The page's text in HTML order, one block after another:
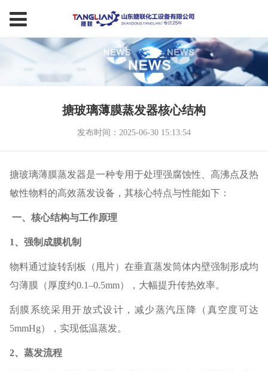
搪玻璃薄膜蒸发器核心结构
发布时间：2025-06-30 15:13:54
搪玻璃薄膜蒸发器是一种专用于处理强腐蚀性、高沸点及热
敏性物料的高效蒸发设备，其核心特点与性能如下：
‌一、核心结构与工作原理‌
1、强制成膜机制‌
物料通过旋转刮板（甩片）在垂直蒸发筒体内壁强制形成均
匀薄膜（厚度约0.1–0.5mm），大幅提升传热效率。
刮膜系统采用开放式设计，减少蒸汽压降（真空度可达
5mmHg），实现低温蒸发。
2、蒸发流程‌